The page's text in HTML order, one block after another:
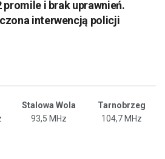
i brak uprawnień.
interwencją policji
Stalowa Wola
Tarnobrzeg
93,5 MHz 104,7 MHz